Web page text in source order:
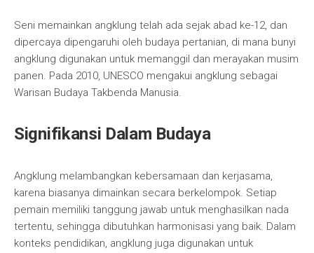
Seni memainkan angklung telah ada sejak abad ke-12, dan
dipercaya dipengaruhi oleh budaya pertanian, di mana bunyi
angklung digunakan untuk memanggil dan merayakan musim
panen. Pada 2010, UNESCO mengakui angklung sebagai
Warisan Budaya Takbenda Manusia.
Signifikansi Dalam Budaya
Angklung melambangkan kebersamaan dan kerjasama,
karena biasanya dimainkan secara berkelompok. Setiap
pemain memiliki tanggung jawab untuk menghasilkan nada
tertentu, sehingga dibutuhkan harmonisasi yang baik. Dalam
konteks pendidikan, angklung juga digunakan untuk